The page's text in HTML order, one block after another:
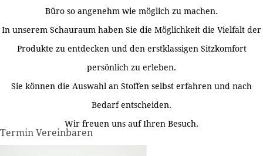
Büro so angenehm wie möglich zu machen.
In unserem Schauraum haben Sie die Möglichkeit die Vielfalt der
Produkte zu entdecken und den erstklassigen Sitzkomfort
persönlich zu erleben.
Sie können die Auswahl an Stoffen selbst erfahren und nach
Bedarf entscheiden.
Wir freuen uns auf Ihren Besuch.
Termin Vereinbaren